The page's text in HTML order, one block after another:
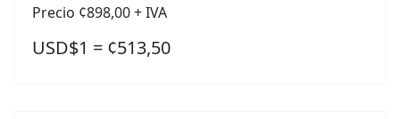
Precio ¢898,00 + IVA
USD$1 = ¢513,50